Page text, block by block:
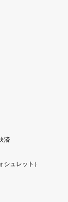
済
シュレット）